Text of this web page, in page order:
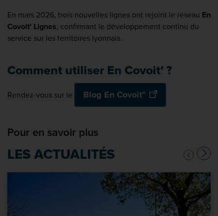
En mars 2026, trois nouvelles lignes ont rejoint le réseau En
Covoit' Lignes, confirmant le développement continu du
service sur les territoires lyonnais.
Comment utiliser En Covoit' ?
Rendez-vous sur le Blog En Covoit"
Pour en savoir plus
LES ACTUALITÉS